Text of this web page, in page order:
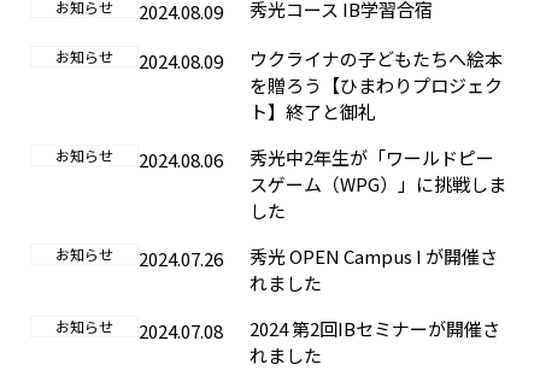
お知らせ 2024.08.09 秀光コース IB学習合宿
お知らせ 2024.08.09
ウクライナの子どもたちへ絵本
を贈ろう【ひまわりプロジェク
ト】終了と御礼
お知らせ 2024.08.06
秀光中2年生が「ワールドピー
スゲーム（WPG）」に挑戦しま
した
お知らせ 2024.07.26
秀光 OPEN Campus I が開催さ
れました
お知らせ 2024.07.08
2024 第2回IBセミナーが開催さ
れました